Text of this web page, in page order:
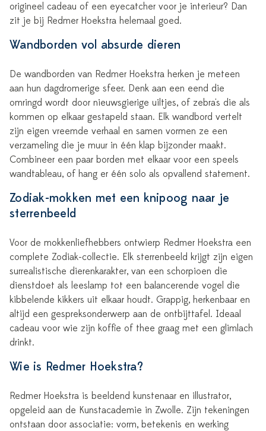
origineel cadeau of een eyecatcher voor je interieur? Dan
zit je bij Redmer Hoekstra helemaal goed.
Wandborden vol absurde dieren
De wandborden van Redmer Hoekstra herken je meteen
aan hun dagdromerige sfeer. Denk aan een eend die
omringd wordt door nieuwsgierige uiltjes, of zebra's die als
kommen op elkaar gestapeld staan. Elk wandbord vertelt
zijn eigen vreemde verhaal en samen vormen ze een
verzameling die je muur in één klap bijzonder maakt.
Combineer een paar borden met elkaar voor een speels
wandtableau, of hang er één solo als opvallend statement.
Zodiak-mokken met een knipoog naar je
sterrenbeeld
Voor de mokkenliefhebbers ontwierp Redmer Hoekstra een
complete Zodiak-collectie. Elk sterrenbeeld krijgt zijn eigen
surrealistische dierenkarakter, van een schorpioen die
dienstdoet als leeslamp tot een balancerende vogel die
kibbelende kikkers uit elkaar houdt. Grappig, herkenbaar en
altijd een gespreksonderwerp aan de ontbijttafel. Ideaal
cadeau voor wie zijn koffie of thee graag met een glimlach
drinkt.
Wie is Redmer Hoekstra?
Redmer Hoekstra is beeldend kunstenaar en illustrator,
opgeleid aan de Kunstacademie in Zwolle. Zijn tekeningen
ontstaan door associatie: vorm, betekenis en werking